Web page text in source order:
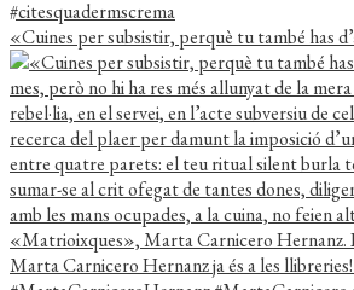
«Cuines per subsistir, perquè tu també has